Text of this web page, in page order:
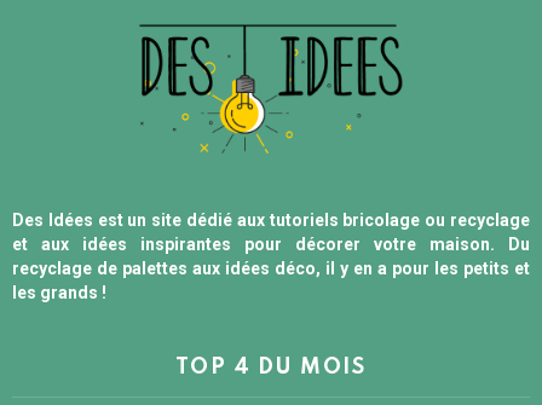
Des Idées est un site dédié aux tutoriels bricolage ou recyclage
et aux idées inspirantes pour décorer votre maison. Du
recyclage de palettes aux idées déco, il y en a pour les petits et
les grands !
TOP 4 DU MOIS